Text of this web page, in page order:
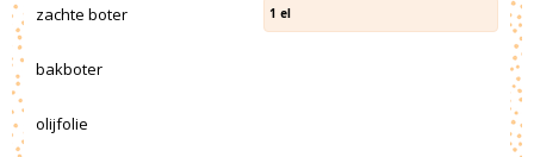
zachte boter 1 el
bakboter
olijfolie